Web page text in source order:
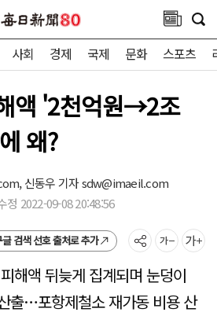
사회 경제 국제 문화 스포츠
액 '2천억원→2조
왜?
신동우 기자sdw@imaeil.com
정 2022-09-08 20:48:56
검색 선호 출처로 추가
해액 뒤늦게 집계되며 눈덩이
출…포항제철소 재가동 비용 산